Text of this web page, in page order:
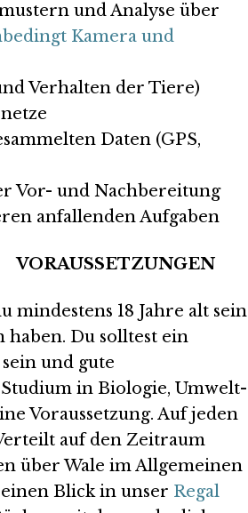
und Analyse über
Kamera und
Verhalten der Tiere)
Daten (GPS,
Vor- und Nachbereitung
anfallenden Aufgaben
VORAUSSETZUNGEN
mindestens 18 Jahre alt sein
haben. Du solltest ein
und gute
in Biologie, Umwelt-
Voraussetzung. Auf jeden
auf den Zeitraum
über Wale im Allgemeinen
Blick in unser Regal